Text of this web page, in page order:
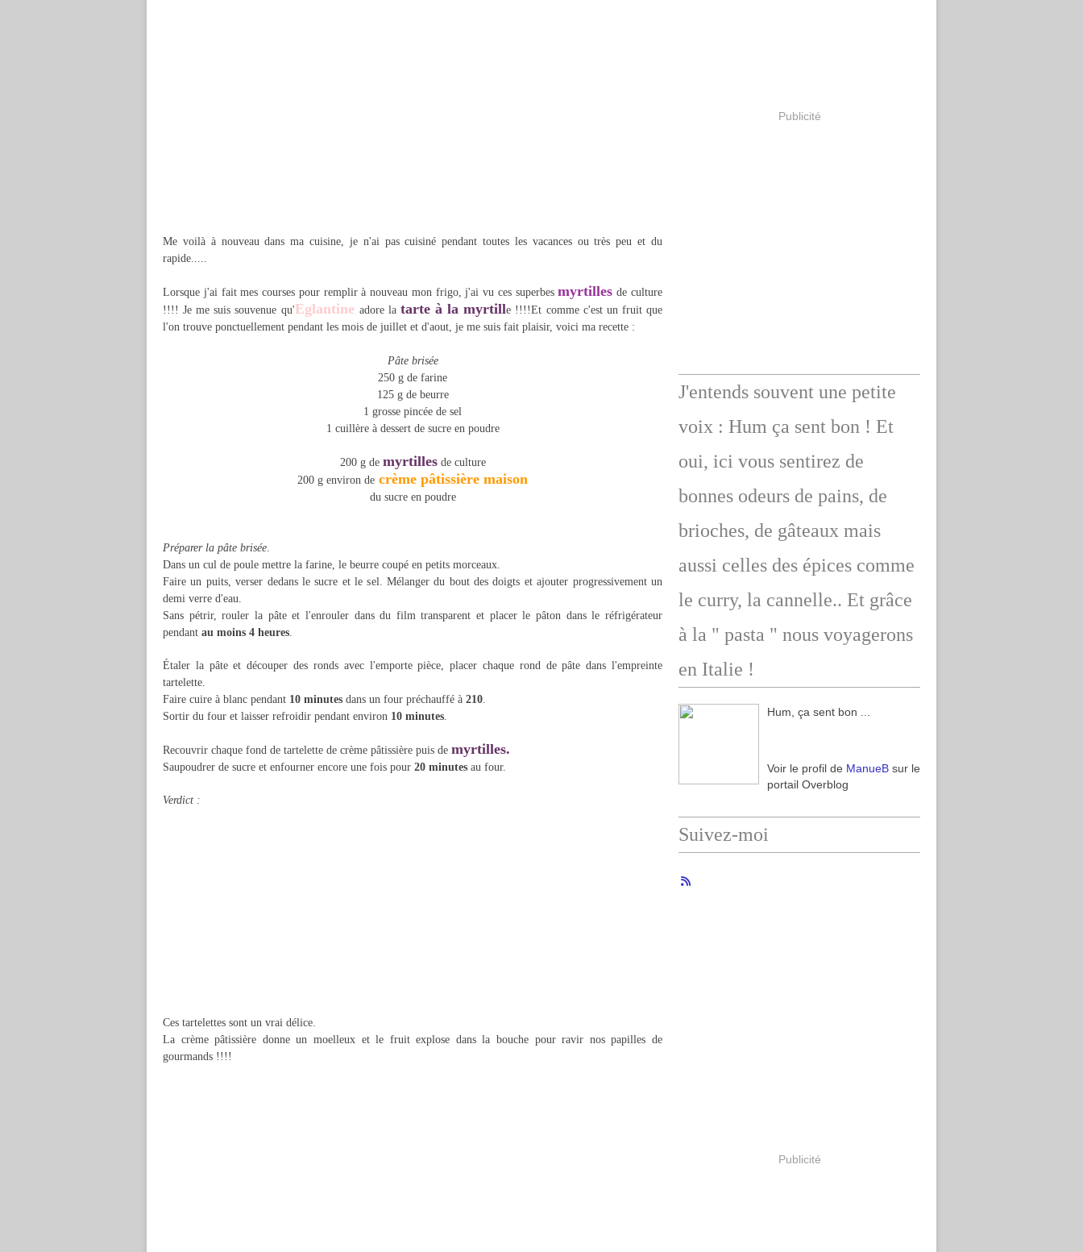
Me voilà à nouveau dans ma cuisine, je n'ai pas cuisiné pendant toutes les vacances ou très peu et du
rapide.....
Lorsque j'ai fait mes courses pour remplir à nouveau mon frigo, j'ai vu ces superbesmyrtilles de culture
!!!! Je me suis souvenue qu'Eglantine adore la tarte à la myrtille !!!!Et comme c'est un fruit que
l'on trouve ponctuellement pendant les mois de juillet et d'aout, je me suis fait plaisir, voici ma recette :
Pâte brisée
250 g de farine
125 g de beurre
1 grosse pincée de sel
1 cuillère à dessert de sucre en poudre
200 g de myrtillesde culture
200 g environ de crème pâtissière maison
du sucre en poudre
Préparer la pâte brisée.
Dans un cul de poule mettre la farine, le beurre coupé en petits morceaux.
Faire un puits, verser dedans le sucre et le sel. Mélanger du bout des doigts et ajouter progressivement un
demi verre d'eau.
Sans pétrir, rouler la pâte et l'enrouler dans du film transparent et placer le pâton dans le réfrigérateur
pendant au moins 4 heures.
Étaler la pâte et découper des ronds avec l'emporte pièce, placer chaque rond de pâte dans l'empreinte
tartelette.
Faire cuire à blanc pendant 10 minutes dans un four préchauffé à 210.
Sortir du four et laisser refroidir pendant environ 10 minutes.
Recouvrir chaque fond de tartelette de crème pâtissière puis de myrtilles.
Saupoudrer de sucre et enfourner encore une fois pour 20 minutes au four.
Verdict :
Ces tartelettes sont un vrai délice.
La crème pâtissière donne un moelleux et le fruit explose dans la bouche pour ravir nos papilles de
gourmands !!!!
Publicité
J'entends souvent une petite
voix : Hum ça sent bon ! Et
oui, ici vous sentirez de
bonnes odeurs de pains, de
brioches, de gâteaux mais
aussi celles des épices comme
le curry, la cannelle.. Et grâce
à la " pasta " nous voyagerons
en Italie !
Hum, ça sent bon ...
Voir le profil de ManueB sur le
portail Overblog
Suivez-moi
Publicité